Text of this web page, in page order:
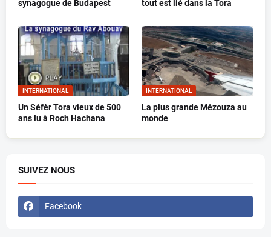
synagogue de Budapest
tout est lié dans la Tora
INTERNATIONAL
Un Séfèr Tora vieux de 500
ans lu à Roch Hachana
INTERNATIONAL
La plus grande Mézouza au
monde
SUIVEZ NOUS
Facebook